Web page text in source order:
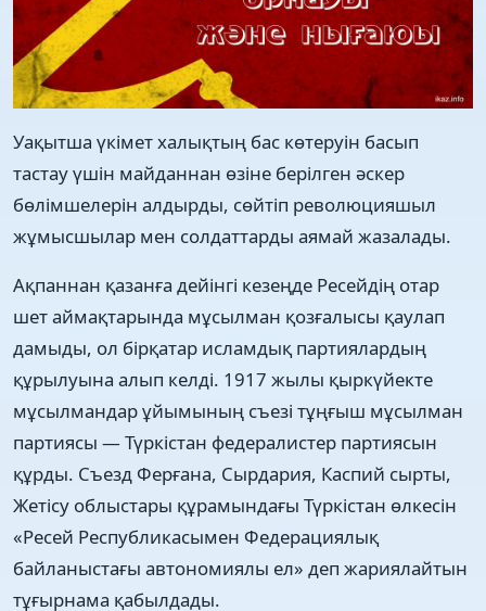
Уақытша үкімет халықтың бас көтеруін басып
тастау үшін майданнан өзіне берілген әскер
бөлімшелерін алдырды, сөйтіп революцияшыл
жұмысшылар мен солдаттарды аямай жазалады.
Ақпаннан қазанға дейінгі кезеңде Ресейдің отар
шет аймақтарында мұсылман қозғалысы қаулап
дамыды, ол бірқатар исламдық партиялардың
құрылуына алып келді. 1917 жылы қыркүйекте
мұсылмандар ұйымының съезі тұңғыш мұсылман
партиясы — Түркістан федералистер партиясын
құрды. Съезд Ферғана, Сырдария, Каспий сырты,
Жетісу облыстары құрамындағы Түркістан өлкесін
«Ресей Республикасымен Федерациялық
байланыстағы автономиялы ел» деп жариялайтын
тұғырнама қабылдады.